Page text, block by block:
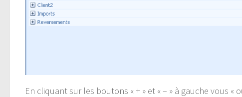
En cliquant sur les boutons « + » et « – » à gauche vous «